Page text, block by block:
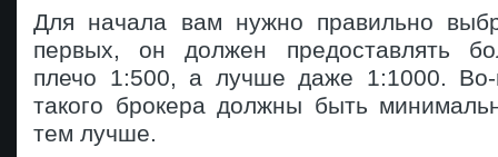
Для начала вам нужно правильно
первых, он должен предоставлять
плечо 1:500, а лучше даже 1:1000.
такого брокера должны быть
тем лучше.